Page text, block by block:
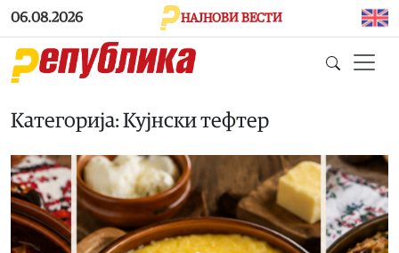
Skip to main content
06.08.2026 НАЈНОВИ ВЕСТИ
Категорија: Кујнски тефтер